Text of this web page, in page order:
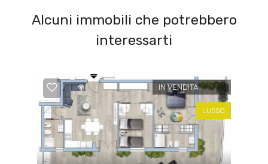
Alcuni immobili che potrebbero
interessarti
IN VENDITA
LUSSO